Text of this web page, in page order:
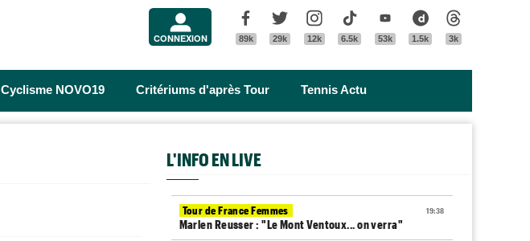
CONNEXION
Facebook
89k
Twitter
29k
Instagram
12k
Tik Tok
6.5k
Youtube
53k
Dailymotion
1.5k 3k
Cyclisme NOVO19 Critériums d'après Tour Tennis Actu
L'INFO EN LIVE
19:38
Tour de France Femmes
Marlen Reusser : "Le Mont Ventoux... on verra"